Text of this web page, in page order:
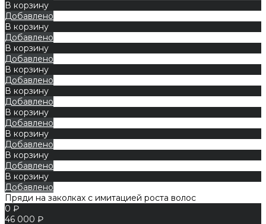
В корзину
Добавлено
В корзину
Добавлено
В корзину
Добавлено
В корзину
Добавлено
В корзину
Добавлено
В корзину
Добавлено
В корзину
Добавлено
В корзину
Добавлено
В корзину
Добавлено
Пряди на заколках с имитацией роста волос
0 ₽
46 000 ₽